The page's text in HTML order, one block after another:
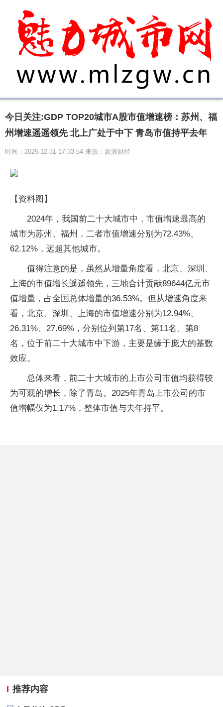
今日关注:GDP TOP20城市A股市值增速榜：苏州、福
州增速遥遥领先 北上广处于中下 青岛市值持平去年
时间：2025-12-31 17:33:54 来源：新浪财经
【资料图】
2024年，我国前二十大城市中，市值增速最高的
城市为苏州、福州，二者市值增速分别为72.43%、
62.12%，远超其他城市。
值得注意的是，虽然从增量角度看，北京、深圳、
上海的市值增长遥遥领先，三地合计贡献89644亿元市
值增量，占全国总体增量的36.53%。但从增速角度来
看，北京、深圳、上海的市值增速分别为12.94%、
26.31%、27.69%，分别位列第17名、第11名、第8
名，位于前二十大城市中下游，主要是缘于庞大的基数
效应。
总体来看，前二十大城市的上市公司市值均获得较
为可观的增长，除了青岛。2025年青岛上市公司的市
值增幅仅为1.17%，整体市值与去年持平。
推荐内容